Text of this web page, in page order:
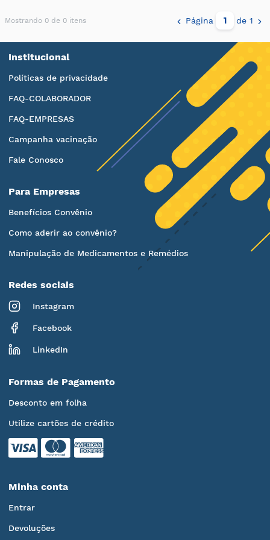
Mostrando 0 de 0 itens Página de 1
Institucional
Políticas de privacidade
FAQ-COLABORADOR
FAQ-EMPRESAS
Campanha vacinação
Fale Conosco
Para Empresas
Benefícios Convênio
Como aderir ao convênio?
Manipulação de Medicamentos e Remédios
Redes sociais
Instagram
Facebook
LinkedIn
Formas de Pagamento
Desconto em folha
Utilize cartões de crédito
Minha conta
Entrar
Devoluções